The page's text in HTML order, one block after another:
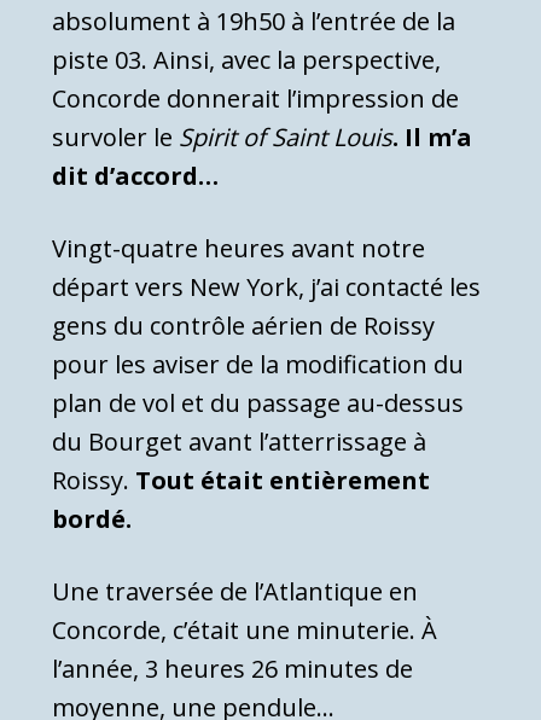
absolument à 19h50 à l’entrée de la
piste 03. Ainsi, avec la perspective,
Concorde donnerait l’impression de
survoler le Spirit of Saint Louis. Il m’a
dit d’accord…
Vingt-quatre heures avant notre
départ vers New York, j’ai contacté les
gens du contrôle aérien de Roissy
pour les aviser de la modification du
plan de vol et du passage au-dessus
du Bourget avant l’atterrissage à
Roissy. Tout était entièrement
bordé.
Une traversée de l’Atlantique en
Concorde, c’était une minuterie. À
l’année, 3 heures 26 minutes de
moyenne, une pendule…